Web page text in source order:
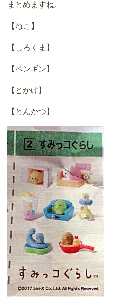
まとめますね。
【ねこ】
【しろくま】
【ペンギン】
【とかげ】
【とんかつ】